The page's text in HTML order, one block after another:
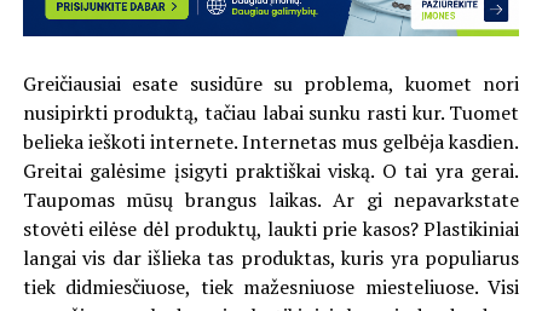
Greičiausiai esate susidūre su problema, kuomet nori
nusipirkti produktą, tačiau labai sunku rasti kur. Tuomet
belieka ieškoti internete. Internetas mus gelbėja kasdien.
Greitai galėsime įsigyti praktiškai viską. O tai yra gerai.
Taupomas mūsų brangus laikas. Ar gi nepavarkstate
stovėti eilėse dėl produktų, laukti prie kasos? Plastikiniai
langai vis dar išlieka tas produktas, kuris yra populiarus
tiek didmiesčiuose, tiek mažesniuose miesteliuose. Visi